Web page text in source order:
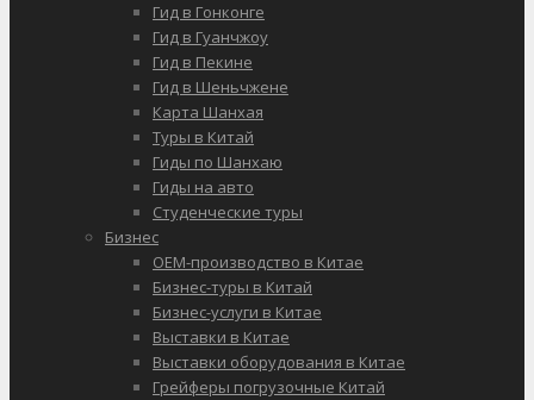
Гид в Гонконге
Гид в Гуанчжоу
Гид в Пекине
Гид в Шеньчжене
Карта Шанхая
Туры в Китай
Гиды по Шанхаю
Гиды на авто
Студенческие туры
Бизнес
OEM-производство в Китае
Бизнес-туры в Китай
Бизнес-услуги в Китае
Выставки в Китае
Выставки оборудования в Китае
Грейферы погрузочные Китай